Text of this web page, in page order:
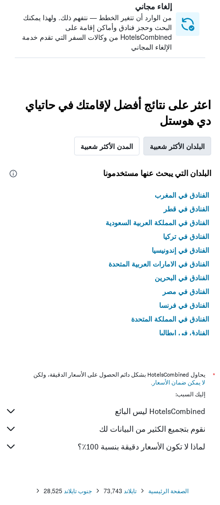
إلغاء مجاني
من الوارد أن تتغير الخطط — نتفهم ذلك. ولهذا يمكنك
البحث وحجز فنادق وأماكن إقامة على
HotelsCombined من وكالات السفر التي تقدم خدمة
الإلغاء المجاني
اعثر على نتائج أفضل لإقامتك في حاتياي
دي هوستل
البلدان الأكثر شعبية المدن الأكثر شعبية
البلدان التي يبحث عنها مستخدمونا
الفنادق في المغرب
الفنادق في قطر
الفنادق في المملكة العربية السعودية
الفنادق في تركيا
الفنادق في إندونيسيا
الفنادق في الامارات العربية المتحدة
الفنادق في البحرين
الفنادق في مصر
الفنادق في فرنسا
الفنادق في المملكة المتحدة
الفنادق في إيطاليا
*
يحاول HotelsCombined بشكل دائم الحصول على الأسعار الدقيقة، ولكن
لا يمكن ضمان الأسعار .
إليك السبب:
HotelsCombined ليس البائع
نقوم بتجميع الكثير من البيانات لك
لماذا لا تكون الأسعار دقيقة بنسبة 100٪؟
الصفحة الرئيسية تايلاند 73,743 جنوب تايلاند 28,525